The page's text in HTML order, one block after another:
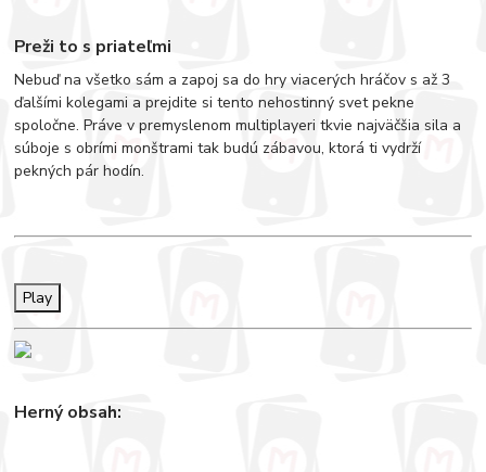
Preži to s priateľmi
Nebuď na všetko sám a zapoj sa do hry viacerých hráčov s až 3
ďalšími kolegami a prejdite si tento nehostinný svet pekne
spoločne. Práve v premyslenom multiplayeri tkvie najväčšia sila a
súboje s obrími monštrami tak budú zábavou, ktorá ti vydrží
pekných pár hodín.
Play
Herný obsah: